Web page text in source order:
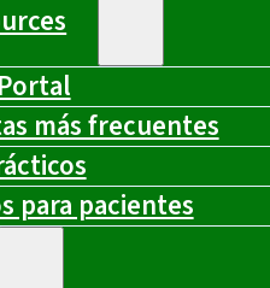
más frecuentes
para pacientes